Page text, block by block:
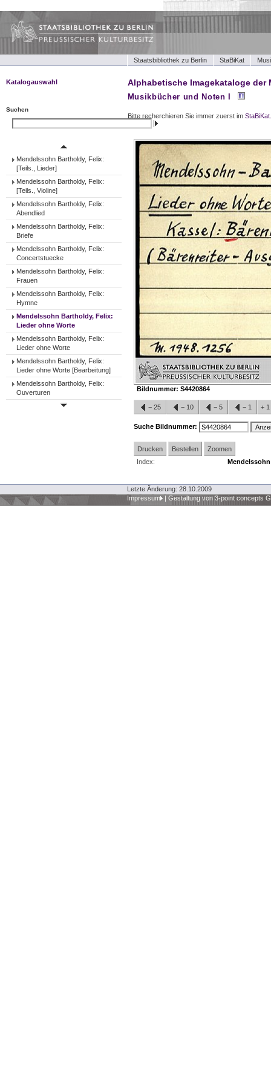
Staatsbibliothek zu Berlin StaBiKat
Katalogauswahl
Tonträger (Werke)
Tonträger (Interpreten)
Suchen
Mendelssohn Bartholdy, Felix:
[Teils., Lieder]
Mendelssohn Bartholdy, Felix:
[Teils., Violine]
Mendelssohn Bartholdy, Felix:
Abendlied
Mendelssohn Bartholdy, Felix:
Briefe
Mendelssohn Bartholdy, Felix:
Concertstuecke
Mendelssohn Bartholdy, Felix:
Frauen
Mendelssohn Bartholdy, Felix:
Hymne
Mendelssohn Bartholdy, Felix:
Lieder ohne Worte
Mendelssohn Bartholdy, Felix:
Lieder ohne Worte
Mendelssohn Bartholdy, Felix:
Lieder ohne Worte [Bearbeitung]
Mendelssohn Bartholdy, Felix:
Ouverturen
Alphabetische Imagekataloge der
Musikbücher und Noten I
Bitte recherchieren Sie immer zuerst im StaBiKat.
Bildnummer:S4420864
− 25 − 10 − 5 − 1 +
Suche Bildnummer:
Drucken Bestellen
Zoomen
Index:
Letzte Änderung: 28.10.2009
Impressum
Gestaltung von 3-point concepts